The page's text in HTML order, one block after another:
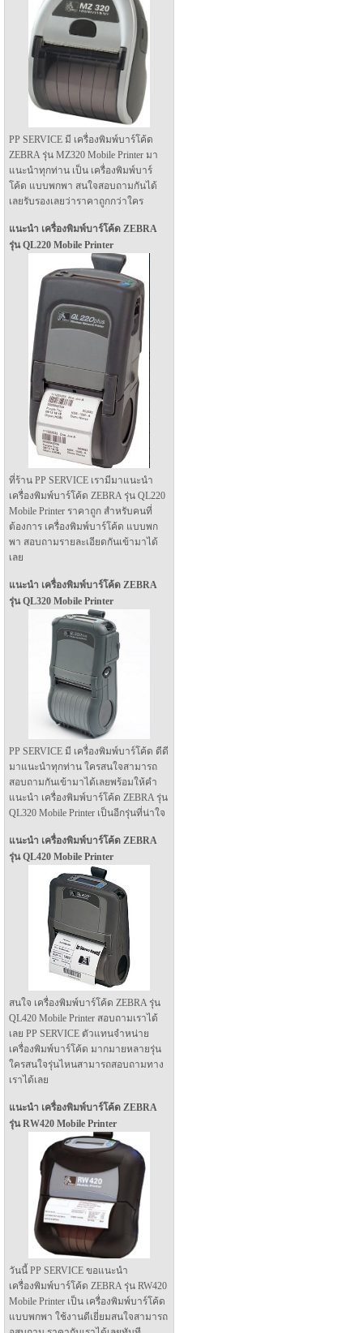
PP SERVICE มี เครื่องพิมพ์บาร์โค้ด
ZEBRA รุ่น MZ320 Mobile Printer มา
แนะนำทุกท่าน เป็น เครื่องพิมพ์บาร์
โค้ด แบบพกพา สนใจสอบถามกันได้
เลยรับรองเลยว่าราคาถูกกว่าใคร
แนะนำ เครื่องพิมพ์บาร์โค้ด ZEBRA
รุ่น QL220 Mobile Printer
ที่ร้าน PP SERVICE เรามีมาแนะนำ
เครื่องพิมพ์บาร์โค้ด ZEBRA รุ่น QL220
Mobile Printer ราคาถูก สำหรับคนที่
ต้องการ เครื่องพิมพ์บาร์โค้ด แบบพก
พา สอบถามรายละเอียดกันเข้ามาได้
เลย
แนะนำ เครื่องพิมพ์บาร์โค้ด ZEBRA
รุ่น QL320 Mobile Printer
PP SERVICE มี เครื่องพิมพ์บาร์โค้ด ดีดี
มาแนะนำทุกท่าน ใครสนใจสามารถ
สอบถามกันเข้ามาได้เลยพร้อมให้คำ
แนะนำ เครื่องพิมพ์บาร์โค้ด ZEBRA รุ่น
QL320 Mobile Printer เป็นอีกรุ่นที่น่าใจ
แนะนำ เครื่องพิมพ์บาร์โค้ด ZEBRA
รุ่น QL420 Mobile Printer
สนใจ เครื่องพิมพ์บาร์โค้ด ZEBRA รุ่น
QL420 Mobile Printer สอบถามเราได้
เลย PP SERVICE ตัวแทนจำหน่าย
เครื่องพิมพ์บาร์โค้ด มากมายหลายรุ่น
ใครสนใจรุ่นไหนสามารถสอบถามทาง
เราได้เลย
แนะนำ เครื่องพิมพ์บาร์โค้ด ZEBRA
รุ่น RW420 Mobile Printer
วันนี้ PP SERVICE ขอแนะนำ
เครื่องพิมพ์บาร์โค้ด ZEBRA รุ่น RW420
Mobile Printer เป็น เครื่องพิมพ์บาร์โค้ด
แบบพกพา ใช้งานดีเยี่ยมสนใจสามารถ